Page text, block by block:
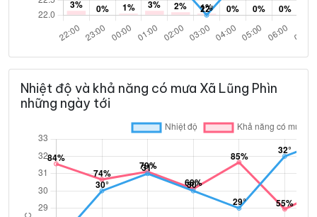
Nhiệt độ và khả năng có mưa Xã Lũng Phìn
những ngày tới